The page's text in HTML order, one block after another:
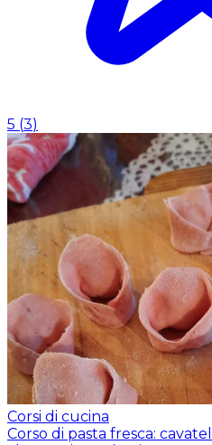
5 (3)
Corsi di cucina
Corso di pasta fresca: